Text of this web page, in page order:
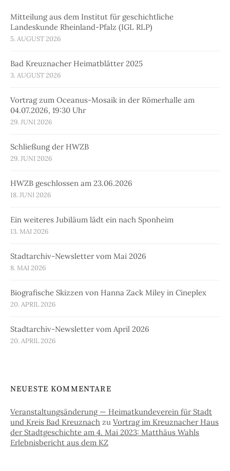
Mitteilung aus dem Institut für geschichtliche
Landeskunde Rheinland-Pfalz (IGL RLP)
5. AUGUST 2026
Bad Kreuznacher Heimatblätter 2025
3. AUGUST 2026
Vortrag zum Oceanus-Mosaik in der Römerhalle am
04.07.2026, 19:30 Uhr
29. JUNI 2026
Schließung der HWZB
29. JUNI 2026
HWZB geschlossen am 23.06.2026
18. JUNI 2026
Ein weiteres Jubiläum lädt ein nach Sponheim
13. MAI 2026
Stadtarchiv-Newsletter vom Mai 2026
8. MAI 2026
Biografische Skizzen von Hanna Zack Miley in Cineplex
20. APRIL 2026
Stadtarchiv-Newsletter vom April 2026
20. APRIL 2026
NEUESTE KOMMENTARE
Veranstaltungsänderung — Heimatkundeverein für Stadt
und Kreis Bad Kreuznach zu Vortrag im Kreuznacher Haus
der Stadtgeschichte am 4. Mai 2023: Matthäus Wahls
Erlebnisbericht aus dem KZ